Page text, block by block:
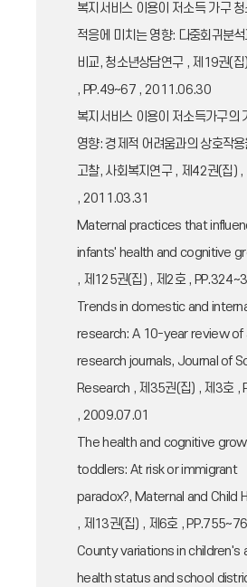
복지서비스 이용이 저소득 가구
적응에 미치는 영향: 다중회귀분
비교, 청소년상담연구 , 제19권(
, PP.49~67 , 2011.06.30
복지서비스 이용이 저소득가구의
영향: 경제적 어려움과의 상호작
고찰, 사회복지연구 , 제42권(집)
, 2011.03.31
Maternal practices that
infants' health and cognitive
, 제125권(집) , 제2호 ,
Trends in domestic and
research: A 10-year review of
research journals, Journal of
Research , 제35권(집) , 제3호 ,
, 2009.07.01
The health and cognitive
toddlers: At risk or immigrant
paradox?, Maternal and Child
, 제13권(집) , 제6호 ,
County variations in children's
health status and school